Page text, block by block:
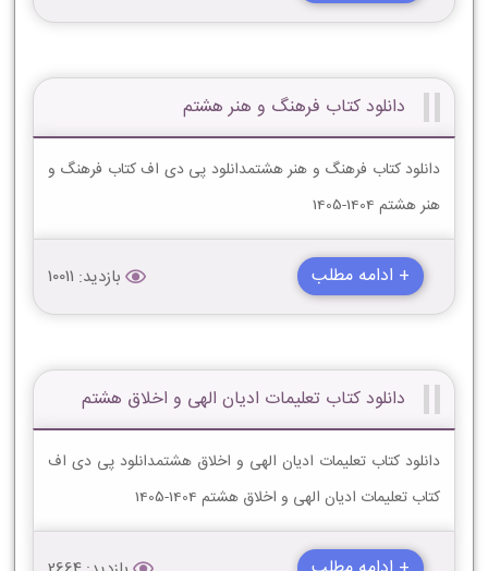
دانلود کتاب فرهنگ و هنر هشتم
دانلود کتاب فرهنگ و هنر هشتمدانلود پی دی اف کتاب فرهنگ و
هنر هشتم 1404-1405
+ ادامه مطلب بازدید: 10011
دانلود کتاب تعلیمات ادیان الهى و اخلاق هشتم
دانلود کتاب تعلیمات ادیان الهى و اخلاق هشتمدانلود پی دی اف
کتاب تعلیمات ادیان الهى و اخلاق هشتم 1404-1405